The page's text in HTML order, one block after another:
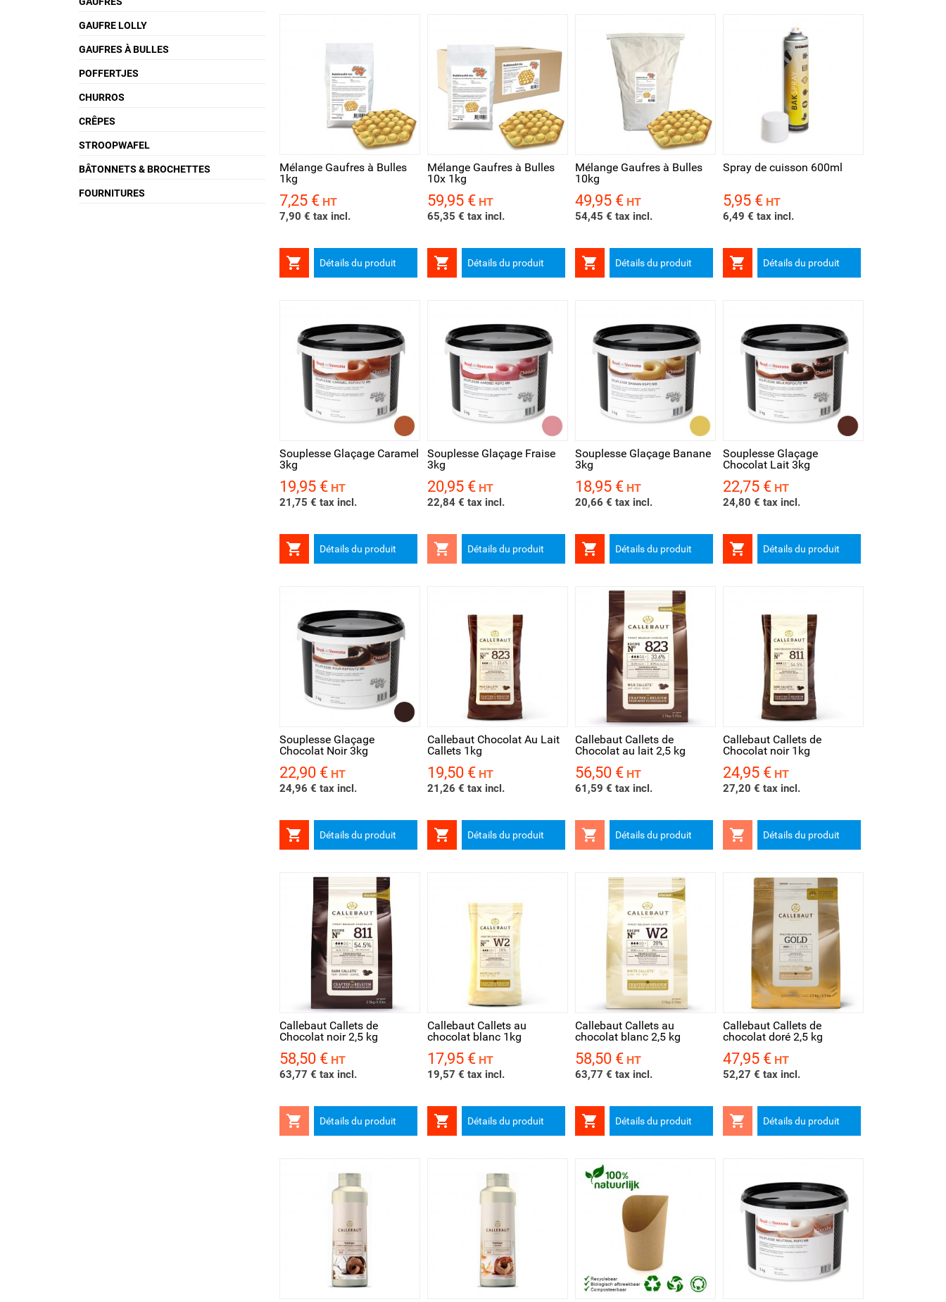
GAUFRE LOLLY
GAUFRES À BULLES
POFFERTJES
CHURROS
CRÊPES
STROOPWAFEL
BÂTONNETS & BROCHETTES
FOURNITURES
Mélange Gaufres à Bulles
1kg
Prix
7,25 € HT
7,90 € tax incl.
 Détails du produit
Aperçu rapide
Mélange Gaufres à Bulles
10x 1kg
Prix
59,95 € HT
65,35 € tax incl.
 Détails du produit
Aperçu rapide
Mélange Gaufres à Bulles
10kg
Prix
49,95 € HT
54,45 € tax incl.
 Détails du produit
Aperçu rapide
Spray de cuisson 600ml
Prix
5,95 € HT
6,49 € tax incl.
 Détails du produit
Souplesse Glaçage Caramel
3kg
Prix
19,95 € HT
21,75 € tax incl.
 Détails du produit
Aperçu rapide
Souplesse Glaçage Fraise
3kg
Prix
20,95 € HT
22,84 € tax incl.
 Détails du produit
Aperçu rapide
Souplesse Glaçage Banane
3kg
Prix
18,95 € HT
20,66 € tax incl.
 Détails du produit
Aperçu rapide
Souplesse Glaçage
Chocolat Lait 3kg
Prix
22,75 € HT
24,80 € tax incl.
 Détails du produit
Souplesse Glaçage
Chocolat Noir 3kg
Prix
22,90 € HT
24,96 € tax incl.
 Détails du produit
Aperçu rapide
Callebaut Chocolat Au Lait
Callets 1kg
Prix
19,50 € HT
21,26 € tax incl.
 Détails du produit
Aperçu rapide
Callebaut Callets de
Chocolat au lait 2,5 kg
Prix
56,50 € HT
61,59 € tax incl.
 Détails du produit
Aperçu rapide
Callebaut Callets de
Chocolat noir 1kg
Prix
24,95 € HT
27,20 € tax incl.
 Détails du produit
Callebaut Callets de
Chocolat noir 2,5 kg
Prix
58,50 € HT
63,77 € tax incl.
 Détails du produit
Aperçu rapide
Callebaut Callets au
chocolat blanc 1kg
Prix
17,95 € HT
19,57 € tax incl.
 Détails du produit
Aperçu rapide
Callebaut Callets au
chocolat blanc 2,5 kg
Prix
58,50 € HT
63,77 € tax incl.
 Détails du produit
Aperçu rapide
Callebaut Callets de
chocolat doré 2,5 kg
Prix
47,95 € HT
52,27 € tax incl.
 Détails du produit
Aperçu rapide Aperçu rapide Aperçu rapide